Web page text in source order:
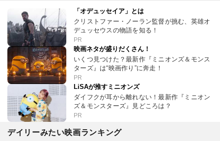
「オデュッセイア」とは
クリストファー・ノーラン監督が挑む、英雄オ
デュッセウスの物語を知る！
PR
映画ネタが盛りだくさん！
いくつ見つけた？最新作『ミニオンズ＆モンス
ターズ』は“映画作り”に奔走！
PR
LiSAが推すミニオンズ
ダイフクが耳から離れない！最新作『ミニオン
ズ＆モンスターズ』見どころは？
PR
デイリーみたい映画ランキング